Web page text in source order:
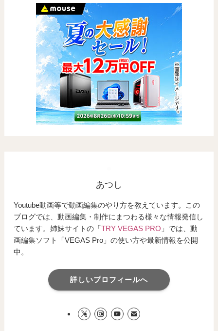
あつし
Youtube動画等で動画編集のやり方を教えています。この
ブログでは、動画編集・制作にまつわる様々な情報発信し
ています。姉妹サイトの「TRY VEGAS PRO 」では、動
画編集ソフト「VEGAS Pro」の使い方や最新情報を公開
中。
詳しいプロフィールへ